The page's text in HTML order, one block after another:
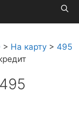
> На карту > 495